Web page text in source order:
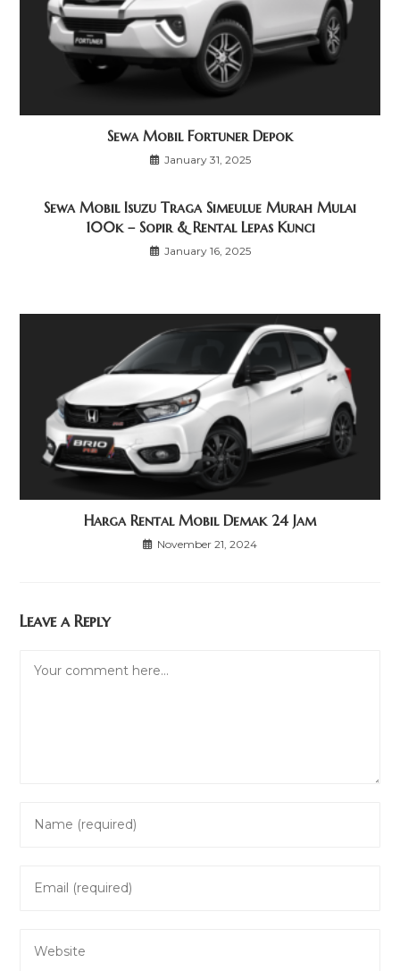
Sewa Mobil Fortuner Depok
January 31, 2025
Sewa Mobil Isuzu Traga Simeulue Murah Mulai
100k – Sopir & Rental Lepas Kunci
January 16, 2025
Harga Rental Mobil Demak 24 Jam
November 21, 2024
Leave a Reply
your
comment
your
address
your